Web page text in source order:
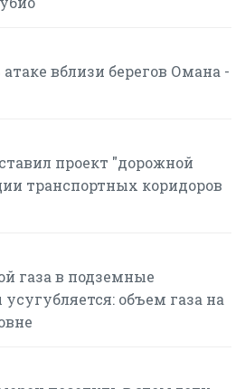
вблизи берегов Омана -
проект "дорожной
транспортных коридоров
газа в подземные
объем газа на